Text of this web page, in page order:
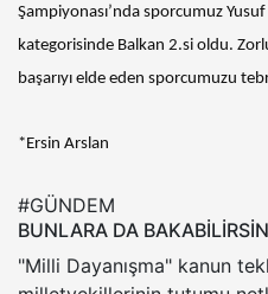
Şampiyonası’nda sporcumuz
kategorisinde Balkan 2.si oldu.
başarıyı elde eden sporcumuzu
*Ersin Arslan
#GÜNDEM
BUNLARA DA
"Milli Dayanışma" kanun